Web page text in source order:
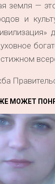
земля —
и
МОЖЕТ